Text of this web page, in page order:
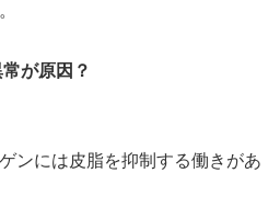
が原因？
ンには皮脂を抑制する働きがあ